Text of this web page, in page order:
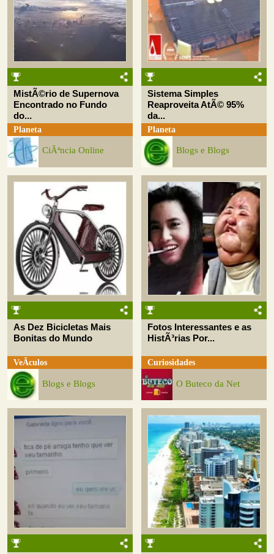
MistÃ©rio de Supernova
Encontrado no Fundo
do...
Planeta
CiÃªncia Online
Sistema Simples
Reaproveita AtÃ© 95%
da...
Planeta
Blogs e Blogs
As Dez Bicicletas Mais
Bonitas do Mundo
VeÃ­culos
Blogs e Blogs
Fotos Interessantes e as
HistÃ³rias Por...
Curiosidades
O Buteco da Net